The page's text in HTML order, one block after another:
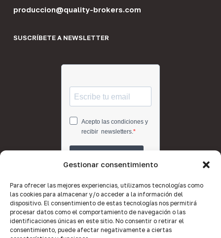
Gestionar consentimiento
Para ofrecer las mejores experiencias, utilizamos tecnologías como
las cookies para almacenar y/o acceder a la información del
dispositivo. El consentimiento de estas tecnologías nos permitirá
procesar datos como el comportamiento de navegación o las
identificaciones únicas en este sitio. No consentir o retirar el
consentimiento, puede afectar negativamente a ciertas
produccion@quality-brokers.com
SUSCRÍBETE A NEWSLETTER